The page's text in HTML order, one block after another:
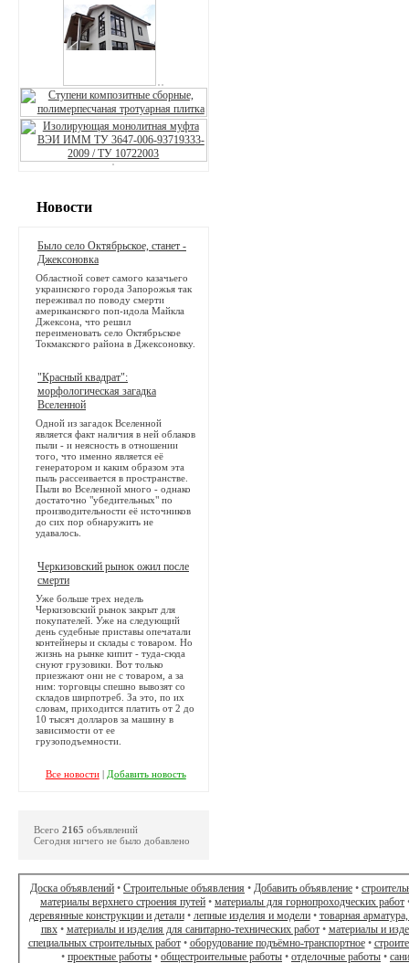
Новости
Было село Октябрьское, станет -
Джексоновка
Областной совет самого казачьего
украинского города Запорожья так
переживал по поводу смерти
американского поп-идола Майкла
Джексона, что решил
переименовать село Октябрьское
Токмакского района в Джексоновку.
"Красный квадрат":
морфологическая загадка
Вселенной
Одной из загадок Вселенной
является факт наличия в ней облаков
пыли - и неясность в отношении
того, что именно является её
генератором и каким образом эта
пыль рассеивается в пространстве.
Пыли во Вселенной много - однако
достаточно "убедительных" по
производительности её источников
до сих пор обнаружить не
удавалось.
Черкизовский рынок ожил после
смерти
Уже больше трех недель
Черкизовский рынок закрыт для
покупателей. Уже на следующий
день судебные приставы опечатали
контейнеры и склады с товаром. Но
жизнь на рынке кипит - туда-сюда
снуют грузовики. Вот только
приезжают они не с товаром, а за
ним: торговцы спешно вывозят со
складов ширпотреб. За это, по их
словам, приходится платить от 2 до
10 тысяч долларов за машину в
зависимости от ее
грузоподъемности.
Все новости| Добавить новость
Всего 2165 объявлений
Сегодня ничего не было добавлено
Доска объявлений • Строительные объявления • Добавить объявление •
материалы верхнего строения путей • материалы для горнопроходческих работ
деревянные конструкции и детали• лепные изделия и модели• товарная
пвх• материалы и изделия для санитарно-технических работ• материалы и
специальных строительных работ• оборудование подъёмно-транспортное•
• проектные работы • общестроительные работы • отделочные работы •